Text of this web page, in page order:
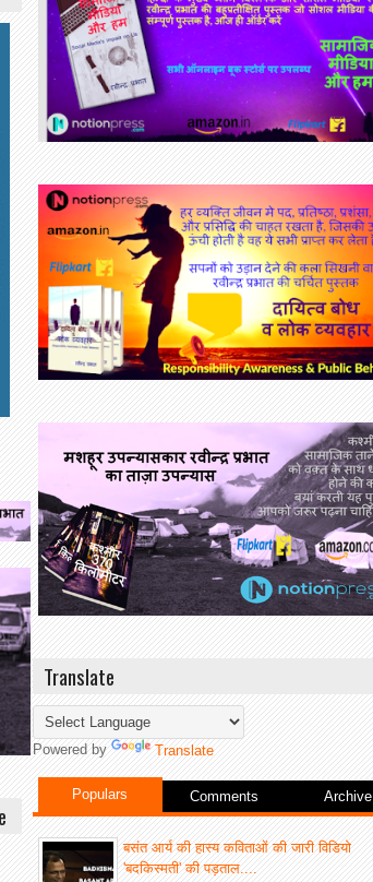
Translate
Powered by Translate
Populars Comments Archive
बसंत आर्य की हास्य कविताओं की जारी विडियो
'बदकिस्मती' की पड़ताल....